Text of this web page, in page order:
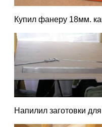
Купил фанеру 18мм.
Напилил заготовки